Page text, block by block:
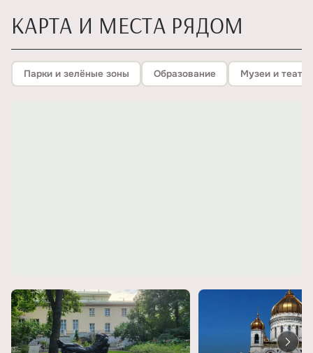
КАРТА И МЕСТА РЯДОМ
Парки и зелёные зоны Образование Музеи и